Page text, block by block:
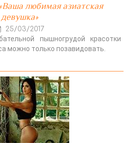
любимая азиатская
девушка»
25/03/2017
пышногрудой красотки
можно только позавидовать.